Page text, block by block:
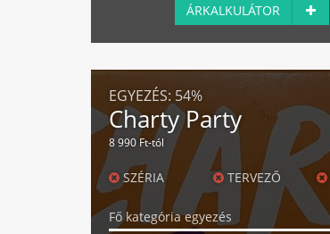
ÁRKALKULÁTOR
EGYEZÉS: 54%
Charty Party
8 990 Ft-tól
SZÉRIA TERVEZŐ
Fő kategória egyezés